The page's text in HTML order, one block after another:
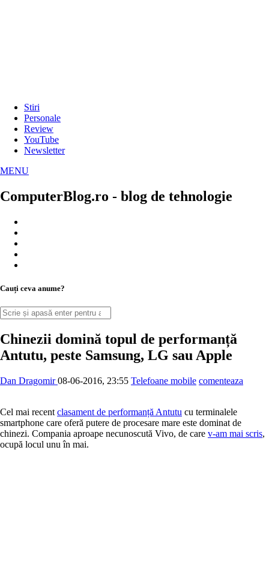
Stiri
Personale
Review
YouTube
Newsletter
MENU
ComputerBlog.ro - blog de tehnologie
Cauți ceva anume?
Chinezii domină topul de performanță
Antutu, peste Samsung, LG sau Apple
Dan Dragomir 08-06-2016, 23:55 Telefoane mobile comenteaza
Cel mai recent clasament de performanță Antutu cu terminalele
smartphone care oferă putere de procesare mare este dominat de
chinezi. Compania aproape necunoscută Vivo, de care v-am mai scris,
ocupă locul unu în mai.